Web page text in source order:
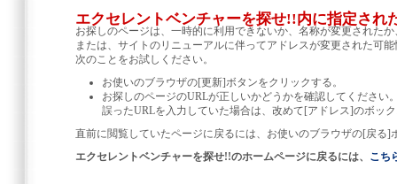
エクセレントベンチャーを探せ!!内に指定され
お探しのページは、一時的に利用できないか、名称が変更された
または、サイトのリニューアルに伴ってアドレスが変更された可
次のことをお試しください。
お使いのブラウザの[更新]ボタンをクリックする。
お探しのページのURLが正しいかどうかを確認してください
誤ったURLを入力していた場合は、改めて[アドレス]のボッ
直前に閲覧していたページに戻るには、お使いのブラウザの[戻る]
エクセレントベンチャーを探せ!!のホームページに戻るには、 こち